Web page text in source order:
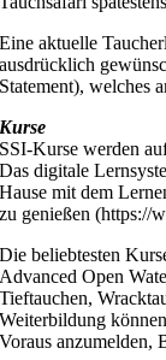
Eine aktuelle
ausdrücklich
Statement), welches
Kurse
SSI-Kurse werden
Das digitale
Hause mit dem
zu genießen (https://
Die beliebtesten
Advanced Open
Tieftauchen,
Weiterbildung
Voraus anzumelden,